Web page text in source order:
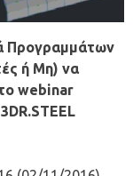
Προγραμμάτων
ή Μη) να
webinar